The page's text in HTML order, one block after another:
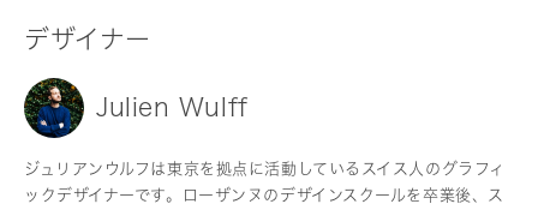
デザイナー
Julien Wulff
ジュリアンウルフは東京を拠点に活動しているスイス人のグラフィ
ックデザイナーです。ローザンヌのデザインスクールを卒業後、ス